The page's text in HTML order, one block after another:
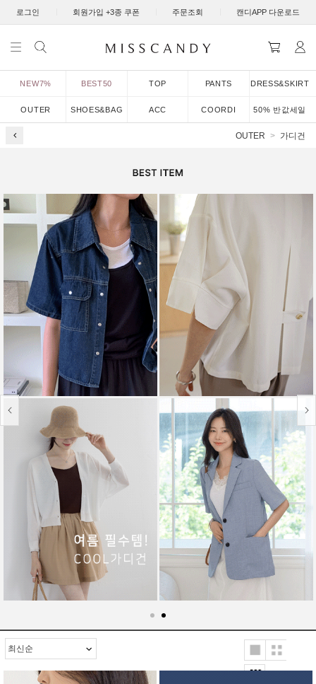
로그인 회원가입 +3종 쿠폰 주문조회 캔디APP 다운로드
NEW7% BEST50 TOP PANTS DRESS&SKIRT
OUTER SHOES&BAG ACC COORDI 50% 반값세일
OUTER 가디건